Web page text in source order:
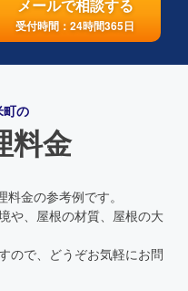
メールで相談する
受付時間：24時間365日
町の
料金
金の参考例です。
や、屋根の材質、屋根の大
ので、どうぞお気軽にお問